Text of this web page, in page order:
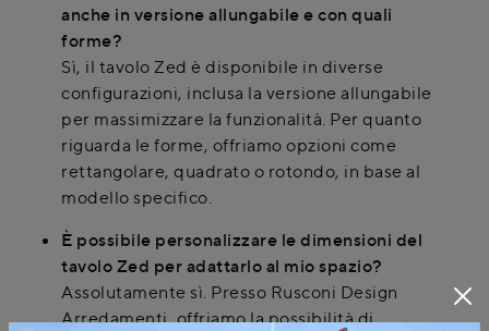
anche in versione allungabile e con quali
forme?
Sì, il tavolo Zed è disponibile in diverse
configurazioni, inclusa la versione allungabile
per massimizzare la funzionalità. Per quanto
riguarda le forme, offriamo opzioni come
rettangolare, quadrato o rotondo, in base al
modello specifico.
È possibile personalizzare le dimensioni del
tavolo Zed per adattarlo al mio spazio?
Assolutamente sì. Presso Rusconi Design
Arredamenti, offriamo la possibilità di